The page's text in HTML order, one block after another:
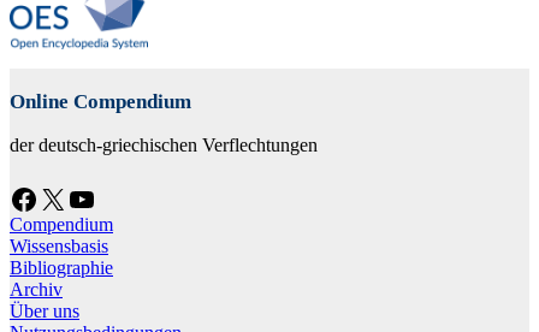
Online Compendium
der deutsch-griechischen Verflechtungen
Facebook X YouTube
Compendium
Wissensbasis
Bibliographie
Archiv
Über uns